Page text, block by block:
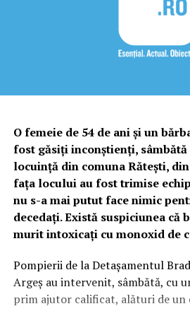
O femeie de 54 de ani şi un
fost găsiţi inconştienţi,
locuinţă din comuna Răteşti,
faţa locului au fost trimise
nu s-a mai putut face nimic
decedaţi. Există suspiciunea că
murit intoxicaţi cu monoxid de
Pompierii de la Detaşamentul
Argeş au intervenit, sâmbătă, cu
prim ajutor calificat, alături de un